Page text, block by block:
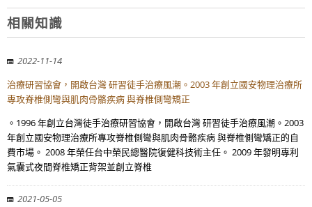
相關知識
2022-11-14
治療研習協會，開啟台灣 研習徒手治療風潮。2003 年創立國安物理治療所
專攻脊椎側彎與肌肉骨骼疾病 與脊椎側彎矯正
。1996 年創立台灣徒手治療研習協會，開啟台灣 研習徒手治療風潮。2003
年創立國安物理治療所專攻脊椎側彎與肌肉骨骼疾病 與脊椎側彎矯正的自
費市場。 2008 年榮任台中榮民總醫院復健科技術主任。 2009 年發明專利
氣囊式夜間脊椎矯正背架並創立脊椎
2021-05-05